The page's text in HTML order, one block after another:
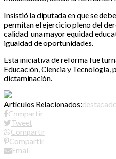
Insistió la diputada en que se
permitan el ejercicio pleno del
calidad, una mayor equidad
igualdad de oportunidades.
Esta iniciativa de reforma fue
Educación, Ciencia y Tecnología,
dictaminación.
Artículos Relacionados:destacado
Compartir
Tweet
Compartir
Compartir
Email